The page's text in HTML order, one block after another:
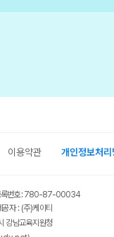
이용약관 개인정보처리
등록번호 : 780-87-00034
자 : (주)케이티
강남교육지원청